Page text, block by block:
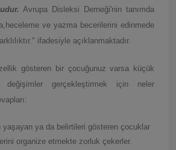
Avrupa Disleksi Derneği'nin tanımda
ve yazma becerilerini edinmede
ifadesiyle açıklanmaktadır.
gösteren bir çocuğunuz varsa küçük
değişimler gerçekleştirmek için neler
yaşayan ya da belirtileri gösteren çocuklar
organize etmekte zorluk çekerler.